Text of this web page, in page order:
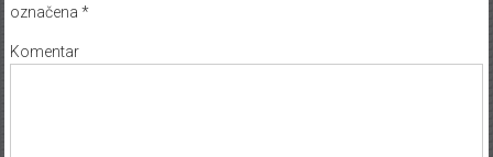
označena *
Komentar